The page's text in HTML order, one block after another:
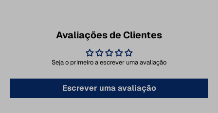
Avaliações de Clientes
Seja o primeiro a escrever uma avaliação
Escrever uma avaliação